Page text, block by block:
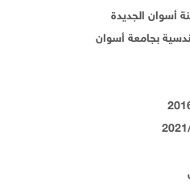
أسوان الجديدة
بجامعة أسوان